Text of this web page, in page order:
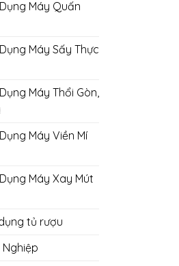
Máy Quấn
Máy Sấy Thực
Máy Thổi Gòn,
Máy Viền Mí
Máy Xay Mút
tủ rượu